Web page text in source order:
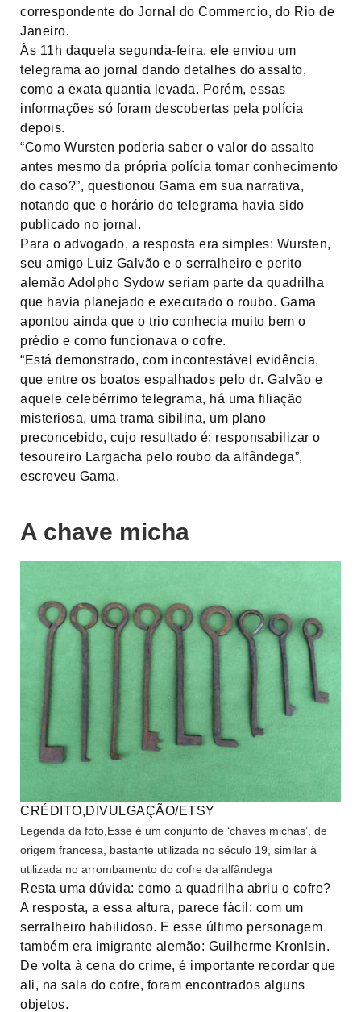
correspondente do Jornal do Commercio, do Rio de
Janeiro.
Às 11h daquela segunda-feira, ele enviou um
telegrama ao jornal dando detalhes do assalto,
como a exata quantia levada. Porém, essas
informações só foram descobertas pela polícia
depois.
“Como Wursten poderia saber o valor do assalto
antes mesmo da própria polícia tomar conhecimento
do caso?”, questionou Gama em sua narrativa,
notando que o horário do telegrama havia sido
publicado no jornal.
Para o advogado, a resposta era simples: Wursten,
seu amigo Luiz Galvão e o serralheiro e perito
alemão Adolpho Sydow seriam parte da quadrilha
que havia planejado e executado o roubo. Gama
apontou ainda que o trio conhecia muito bem o
prédio e como funcionava o cofre.
“Está demonstrado, com incontestável evidência,
que entre os boatos espalhados pelo dr. Galvão e
aquele celebérrimo telegrama, há uma filiação
misteriosa, uma trama sibilina, um plano
preconcebido, cujo resultado é: responsabilizar o
tesoureiro Largacha pelo roubo da alfândega”,
escreveu Gama.
A chave micha
CRÉDITO,DIVULGAÇÃO/ETSY
Legenda da foto, Esse é um conjunto de ‘chaves michas’, de
origem francesa, bastante utilizada no século 19, similar à
utilizada no arrombamento do cofre da alfândega
Resta uma dúvida: como a quadrilha abriu o cofre?
A resposta, a essa altura, parece fácil: com um
serralheiro habilidoso. E esse último personagem
também era imigrante alemão: Guilherme Kronlsin.
De volta à cena do crime, é importante recordar que
ali, na sala do cofre, foram encontrados alguns
objetos.